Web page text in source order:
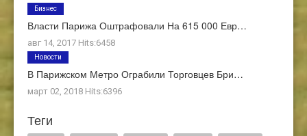
Власти Парижа Оштрафовали На 615 000 Евр…
авг 14, 2017 Hits:6458
Бизнес
В Парижском Метро Ограбили Торговцев Бри…
март 02, 2018 Hits:6396
Новости
Теги